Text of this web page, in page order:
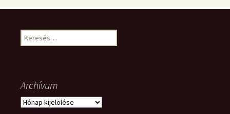
Keresés:
Archívum
Archívum